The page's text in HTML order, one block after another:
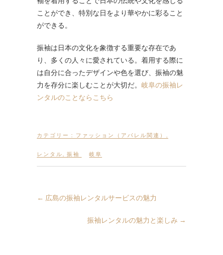
ことができ、特別な日をより華やかに彩ること
ができる。
振袖は日本の文化を象徴する重要な存在であ
り、多くの人々に愛されている。着用する際に
は自分に合ったデザインや色を選び、振袖の魅
力を存分に楽しむことが大切だ。 岐阜の振袖レ
ンタルのことならこちら
カテゴリー : ファッション（アパレル関連）
レンタル 振袖 岐阜
← 広島の振袖レンタルサービスの魅力
振袖レンタルの魅力と楽しみ →